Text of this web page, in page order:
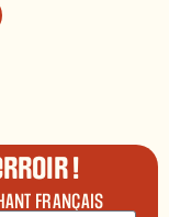
!
FRANÇAIS